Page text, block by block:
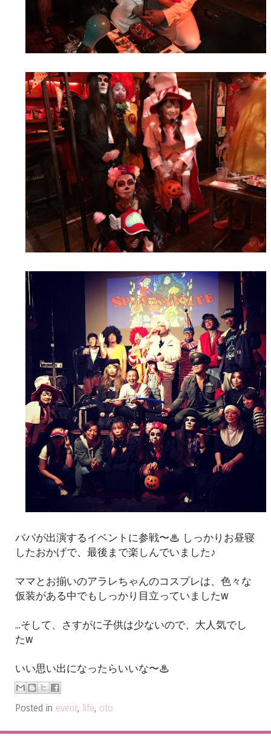
パパが出演するイベントに参戦〜♨︎ しっかりお昼寝
したおかげで、最後まで楽しんでいました♪
ママとお揃いのアラレちゃんのコスプレは、色々な
仮装がある中でもしっかり目立っていましたw
...そして、さすがに子供は少ないので、大人気でし
たw
いい思い出になったらいいな〜♨︎
Posted in event, life, oto